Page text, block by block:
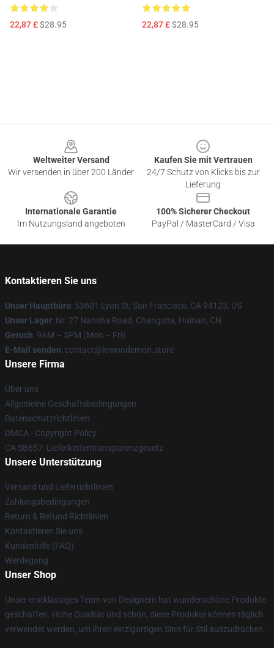
22,87 £$28.95 22,87 £$28.95
Weltweiter Versand
Wir versenden in über 200 Länder
Kaufen Sie mit Vertrauen
24/7 Schutz von Klicks bis zur
Lieferung
Internationale Garantie
Im Nutzungsland angeboten
100% Sicherer Checkout
PayPal / MasterCard / Visa
Kontaktieren Sie uns
Unser Hauptbüro: 53601 Lyon St, San Francisco, CA 94123, US
Unser Lager: Nr. 27 Nansha Road, Changsha, Hainan, CN
Geruch: 9AM – 5PM (Mon – Fri)
E-Mail senden: contact@lemondemon.store
Unsere Firma
Über uns
Allgemeine Geschäftsbedingungen
Datenschutzrichtlinien
DMCA - Copyright Policy
CA SB657: Lieferkettentransparenzgesetz
Unsere Unterstützung
Versand und Lieferrichtlinien
Zahlungsbedingungen
Return & Refund Richtlinien
Kontaktieren Sie uns
Kundenhilfe (FAQ)
Werdegang
Unser Shop
Unser erstklassiges Team von Designern hat wunderschöne Produkte
geschaffen. Hohe Qualität und schön, diese Produkte können täglich
verwendet werden, um Ihren einzigartigen Sinn für Stil auszudrücken.